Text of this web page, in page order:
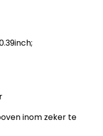
inom zeker te